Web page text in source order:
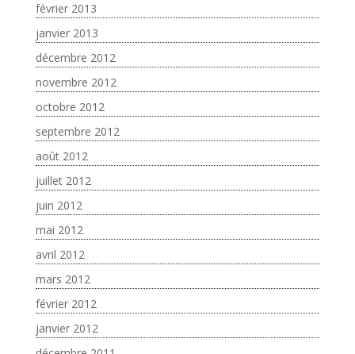
février 2013
janvier 2013
décembre 2012
novembre 2012
octobre 2012
septembre 2012
août 2012
juillet 2012
juin 2012
mai 2012
avril 2012
mars 2012
février 2012
janvier 2012